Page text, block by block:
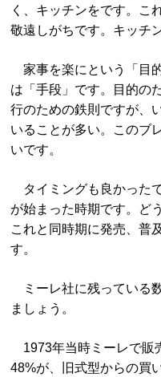
く、キッチンをです。こ
敬遠しがちです。キッチ
家事を楽にという「目
は「手段」です。目的の
行のための鉄則ですが、
いることが多い。このブ
いです。
タイミングも良かった
が始まった時期です。ど
これと同時期に発売、普
す。
ミーレ社に残っている
ましょう。
1973年当時ミーレで販
48%が、旧式型からの買